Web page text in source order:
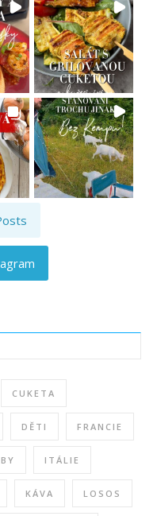
CUKETA
DĚTI FRANCIE
ITÁLIE
KÁVA LOSOS